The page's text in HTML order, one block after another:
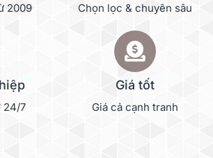
2009 Chọn lọc & chuyên sâu
24/7
Giá tốt
Giá cả cạnh tranh